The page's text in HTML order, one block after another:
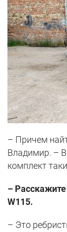
– Причем
Владимир. – В
комплект
–
W115.
– Это